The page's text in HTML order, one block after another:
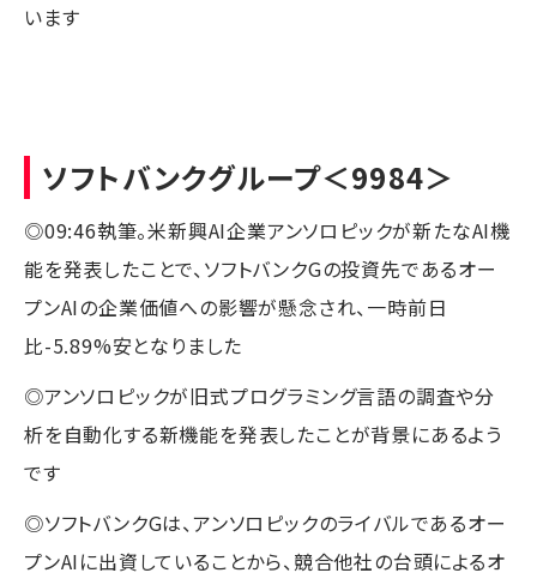
います
ソフトバンクグループ＜9984＞
◎09:46執筆。米新興AI企業アンソロピックが新たなAI機
能を発表したことで、ソフトバンクGの投資先であるオー
プンAIの企業価値への影響が懸念され、一時前日
比-5.89%安となりました
◎アンソロピックが旧式プログラミング言語の調査や分
析を自動化する新機能を発表したことが背景にあるよう
です
◎ソフトバンクGは、アンソロピックのライバルであるオー
プンAIに出資していることから、競合他社の台頭によるオ